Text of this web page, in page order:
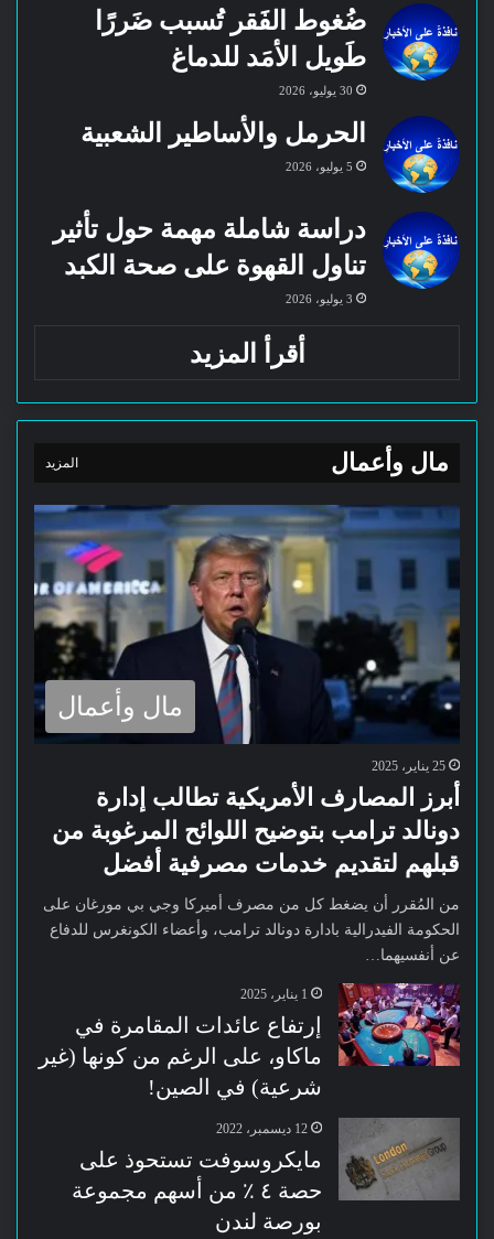
ضُغوط الفَقر تُسبب ضَررًا
طَويل الأمَد للدماغ
30 يوليو، 2026
الحرمل والأساطير الشعبية
5 يوليو، 2026
دراسة شاملة مهمة حول تأثير
تناول القهوة على صحة الكبد
3 يوليو، 2026
أقرأ المزيد
مال وأعمال المزيد
مال وأعمال
25 يناير، 2025
أبرز المصارف الأمريكية تطالب إدارة
دونالد ترامب بتوضيح اللوائح المرغوبة من
قبلهم لتقديم خدمات مصرفية أفضل
من المُقرر أن يضغط كل من مصرف أميركا وجي بي مورغان على
الحكومة الفيدرالية بادارة دونالد ترامب، وأعضاء الكونغرس للدفاع
عن أنفسيهما…
1 يناير، 2025
إرتفاع عائدات المقامرة في
ماكاو، على الرغم من كونها (غير
شرعية) في الصين!
12 ديسمبر، 2022
مايكروسوفت تستحوذ على
حصة ٤ ٪ من أسهم مجموعة
بورصة لندن